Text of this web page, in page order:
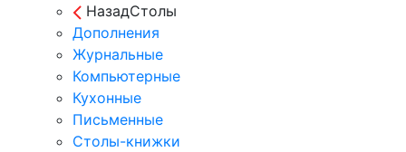
НазадСтолы
Дополнения
Журнальные
Компьютерные
Кухонные
Письменные
Столы-книжки